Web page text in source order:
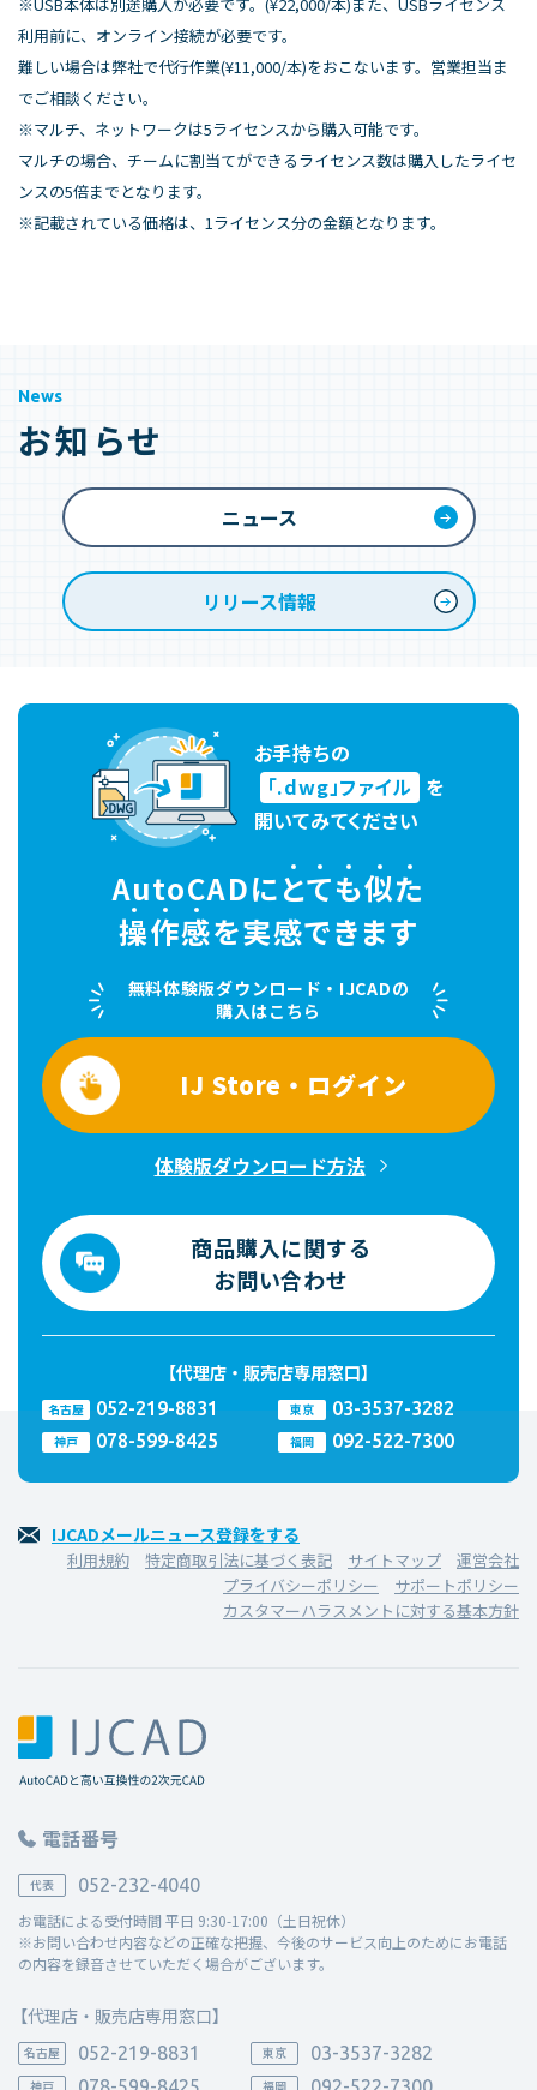
利用前に、オンライン接続が必要です。
難しい場合は弊社で代行作業(¥11,000/本)をおこないます。営業担当ま
でご相談ください。
※マルチ、ネットワークは5ライセンスから購入可能です。
マルチの場合、チームに割当てができるライセンス数は購入したライセ
ンスの5倍までとなります。
※記載されている価格は、1ライセンス分の金額となります。
News
お知らせ
ニュース
リリース情報
お手持ちの
「.dwg」ファイル を
開いてみてください
AutoCADにとても似た
操作感を実感できます
無料体験版ダウンロード・IJCADの
購入はこちら
IJ Store・ログイン
体験版ダウンロード方法
商品購入に関する
お問い合わせ
【代理店・販売店専用窓口】
名古屋 052-219-8831 東京 03-3537-3282
神戸 078-599-8425 福岡 092-522-7300
IJCADメールニュース登録をする
利用規約 特定商取引法に基づく表記 サイトマップ
運営会社
プライバシーポリシー
サポートポリシー
カスタマーハラスメントに対する基本方針
電話番号
代表 052-232-4040
お電話による受付時間 平日 9:30-17:00（土日祝休）
※お問い合わせ内容などの正確な把握、今後のサービス向上のためにお電話
の内容を録音させていただく場合がございます。
【代理店・販売店専用窓口】
名古屋 052-219-8831 東京 03-3537-3282
神戸 福岡